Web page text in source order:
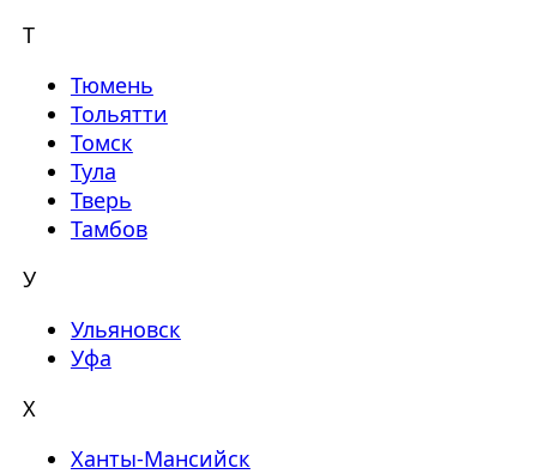
Т
Тюмень
Тольятти
Томск
Тула
Тверь
Тамбов
У
Ульяновск
Уфа
Х
Ханты-Мансийск